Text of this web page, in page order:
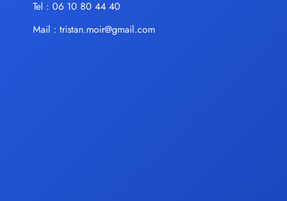
Tel : 06 10 80 44 40
Mail :tristan.moir@gmail.com